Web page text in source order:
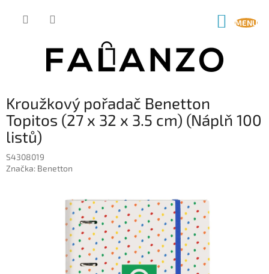
Kroužkový pořadač Benetton
Topitos (27 x 32 x 3.5 cm) (Náplň 100
listů)
S4308019
Značka: Benetton